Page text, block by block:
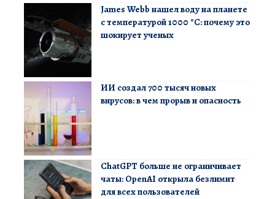
James Webb нашел воду на планете
с температурой 1000 °C: почему это
шокирует ученых
ИИ создал 700 тысяч новых
вирусов: в чем прорыв и опасность
ChatGPT больше не ограничивает
чаты: OpenAI открыла безлимит
для всех пользователей